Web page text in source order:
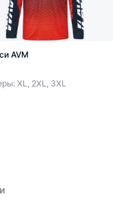
AVM
XL, 2XL, 3XL